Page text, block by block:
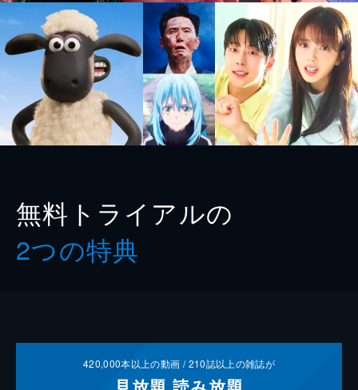
無料トライアルの
2つの特典
420,000本以上の動画 /210誌以上の雑誌が